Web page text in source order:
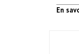
En